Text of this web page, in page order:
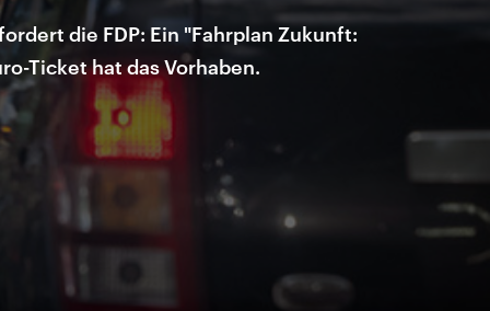
die FDP: Ein "Fahrplan Zukunft:
Ticket hat das Vorhaben.